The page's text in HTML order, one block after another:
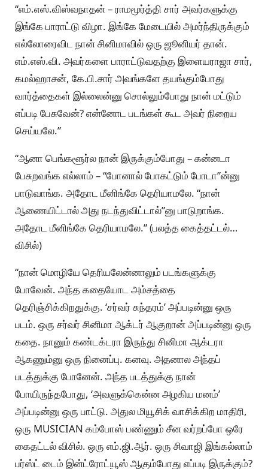
“எம்.எஸ்.விஸ்வநாதன் – ராமமூர்த்தி சார் அவர்களுக்கு
இங்கே பாராட்டு விழா. இங்கே மேடையில் அமர்ந்திருக்கும்
எல்லோரைவிட நான் சினிமாவில் ஒரு ஜூனியர் தான்.
எம்.எஸ்.வி. அவர்களை பாராட்டுவதற்கு இளையராஜா சார்,
கமல்ஹாசன், கே.பி.சார் அவங்களே தயங்கும்போது
வார்த்தைகள் இல்லைன்னு சொல்லும்போது நான் மட்டும்
எப்படி பேசுவேன்? என்னோட படங்கள் கூட அவர் நிறைய
செய்யலே.”
“ஆனா பெங்களூர்ல நான் இருக்கும்போது – கன்னடா
பேசுறவங்க எல்லாம் – “போனால் போகட்டும் போடா”ன்னு
பாடுவாங்க. அதோட மீனிங்கே தெரியாமலே. “நான்
ஆணையிட்டால் அது நடந்துவிட்டால்”னு பாடுறாங்க.
அதோட மீனிங்கே தெரியாமலே.” (பலத்த கைத்தட்டல்…
விசில்)
“நான் மொழியே தெரியலேன்னாலும் படங்களுக்கு
போவேன். அந்த கதையோட அம்சத்தை
தெரிஞ்சிக்கிறதுக்கு. ‘சர்வர் சுந்தரம்’ அப்படின்னு ஒரு
படம். ஒரு சர்வர் சினிமா ஆக்டர் ஆகுறான் அப்படின்னு ஒரு
கதை. நானும் கண்டக்டரா இருந்து சினிமா ஆக்டரா
ஆகணும்னு ஒரு நினைப்பு. கனவு. அதனால அந்தப்
படத்துக்கு போனேன். அந்த படத்துக்கு நான்
போயிருந்தபோது, ‘அவளுக்கென்ன அழகிய மனம்’
அப்படின்னு ஒரு பாட்டு. அதுல மியூசிக் வாசிக்கிற மாதிரி,
ஒரு MUSICIAN கம்போஸ் பண்ணும் சீன வர்றப்போ ஒரே
கைதட்டல் விசில். ஒரு எம்.ஜி.ஆர். ஒரு சிவாஜி இங்கல்லாம்
பர்ஸ்ட் டைம் இன்ட்ரோட்யூஸ் ஆகும்போது எப்படி இருக்கும்?